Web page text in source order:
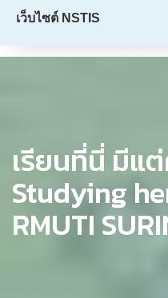
เรียนที่นี่ มีแ
Studying
RMUTI